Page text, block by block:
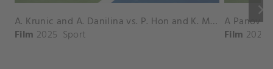
keyboard_arrow_right
A. Krunic and A. Danilina vs. P. Hon and K. Muchova Match Highlights - BEIJING_Capital Group Diamond ( October 02, 2025)
Film 2025 Sport Film 2026